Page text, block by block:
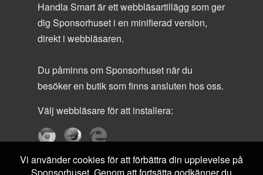
Handla Smart är ett webbläsartillägg som ger
dig Sponsorhuset i en minifierad version,
direkt i webbläsaren.
Du påminns om Sponsorhuset när du
besöker en butik som finns ansluten hos oss.
Välj webbläsare för att installera:
Vi använder cookies för att förbättra din upplevelse på